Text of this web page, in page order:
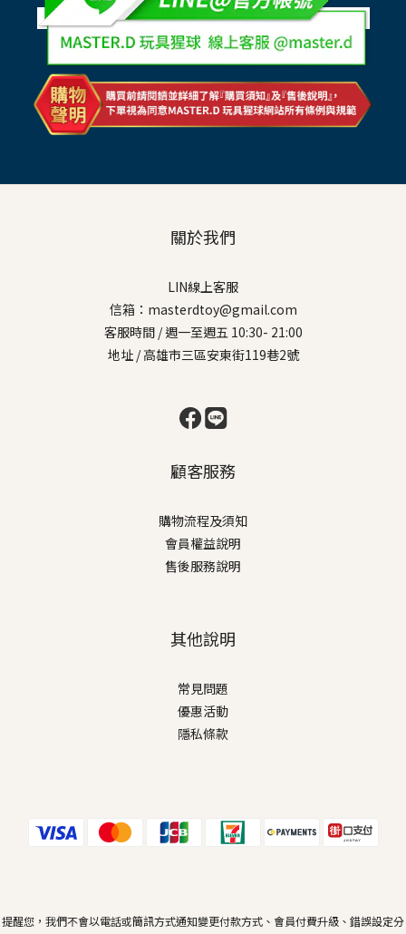
關於我們
LIN線上客服
信箱：masterdtoy@gmail.com
客服時間 / 週一至週五 10:30- 21:00
地址 / 高雄市三區安東街119巷2號
顧客服務
購物流程及須知
會員權益說明
售後服務說明
其他說明
常見問題
優惠活動
隱私條款
提醒您，我們不會以電話或簡訊方式通知變更付款方式、會員付費升級、錯誤設定分